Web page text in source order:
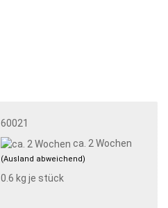
60021
ca. 2 Wochen
(Ausland abweichend)
0.6 kg je stück